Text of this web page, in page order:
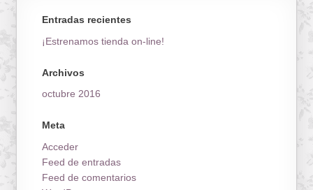
Entradas recientes
¡Estrenamos tienda on-line!
Archivos
octubre 2016
Meta
Acceder
Feed de entradas
Feed de comentarios